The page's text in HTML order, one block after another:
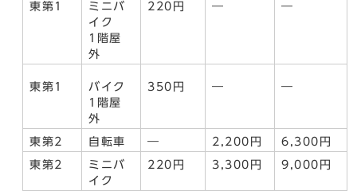
東第1
ミニバ
イク
1階屋
外
220円 ― ―
東第1
バイク
1階屋
外
350円 ― ―
東第2 自転車 ― 2,200円 6,300円
東第2
ミニバ
イク
220円 3,300円 9,000円